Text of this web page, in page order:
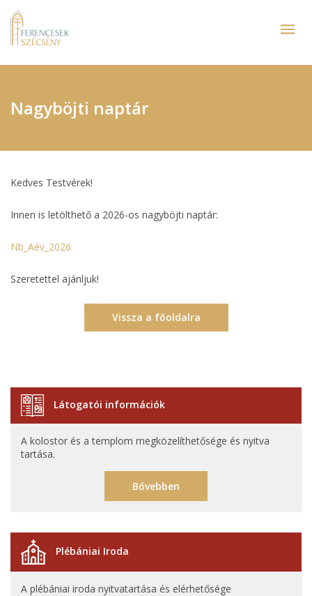
Nagyböjti naptár
Kedves Testvérek!
Innen is letölthető a 2026-os nagyböjti naptár:
Nb_Aév_2026
Szeretettel ajánljuk!
Vissza a főoldalra
Látogatói információk
A kolostor és a templom megközelíthetősége és nyitva
tartása.
Bővebben
Plébániai Iroda
A plébániai iroda nyitvatartása és elérhetősége